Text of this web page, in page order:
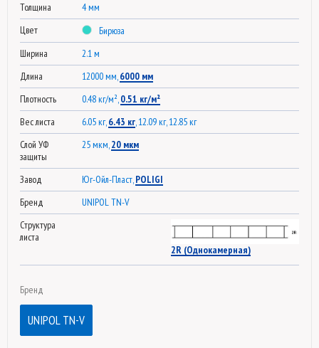
Толщина
4 мм
Цвет
Бирюза
Ширина
2.1 м
Длина
12000 мм,6000 мм
Плотность
0.48 кг/м²,0.51 кг/м²
Вес листа
6.05 кг,6.43 кг, 12.09 кг, 12.85 кг
Слой УФ
защиты
25 мкм,20 мкм
Завод Юг-Ойл-Пласт,POLIGI
Бренд
UNIPOL TN-V
Структура
листа
2R (Однокамерная)
Бренд
UNIPOL TN-V